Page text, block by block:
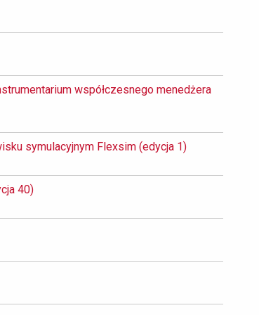
współczesnego menedżera
symulacyjnym Flexsim (edycja 1)
40)